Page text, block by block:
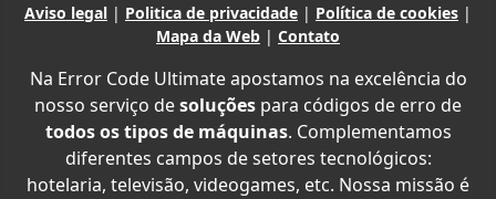
Aviso legal | Politica de privacidade | Política de cookies |
Mapa da Web | Contato
Na Error Code Ultimate apostamos na excelência do
nosso serviço desoluções para códigos de erro de
todos os tipos de máquinas. Complementamos
diferentes campos de setores tecnológicos:
hotelaria, televisão, videogames, etc. Nossa missão é